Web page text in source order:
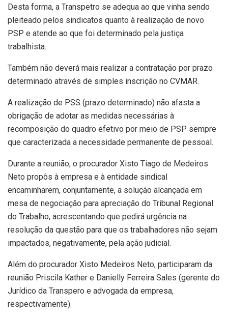
Desta forma, a Transpetro se adequa ao que vinha sendo
pleiteado pelos sindicatos quanto à realização de novo
PSP e atende ao que foi determinado pela justiça
trabalhista.
Também não deverá mais realizar a contratação por prazo
determinado através de simples inscrição no CVMAR.
A realização de PSS (prazo determinado) não afasta a
obrigação de adotar as medidas necessárias à
recomposição do quadro efetivo por meio de PSP sempre
que caracterizada a necessidade permanente de pessoal.
Durante a reunião, o procurador Xisto Tiago de Medeiros
Neto propôs à empresa e à entidade sindical
encaminharem, conjuntamente, a solução alcançada em
mesa de negociação para apreciação do Tribunal Regional
do Trabalho, acrescentando que pedirá urgência na
resolução da questão para que os trabalhadores não sejam
impactados, negativamente, pela ação judicial.
Além do procurador Xisto Medeiros Neto, participaram da
reunião Priscila Kather e Danielly Ferreira Sales (gerente do
Jurídico da Transpero e advogada da empresa,
respectivamente).